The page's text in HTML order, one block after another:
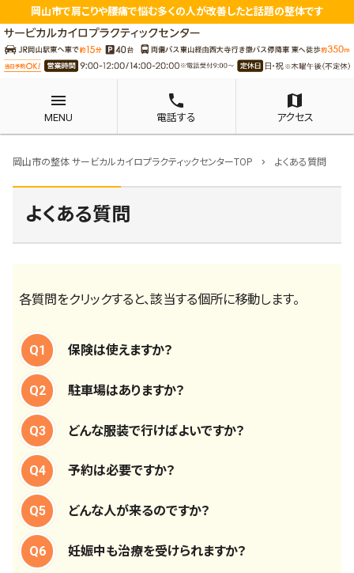
岡山市で肩こりや腰痛で悩む多くの人が改善したと話題の整体です
menu
MENU
phone
電話する
map
アクセス
岡山市の整体 サービカルカイロプラクティックセンターTOP chevron_right よくある質問
よくある質問
各質問をクリックすると、該当する個所に移動します。
Q1 保険は使えますか？
Q2 駐車場はありますか？
Q3 どんな服装で行けばよいですか？
Q4 予約は必要ですか？
Q5 どんな人が来るのですか？
Q6 妊娠中も治療を受けられますか？